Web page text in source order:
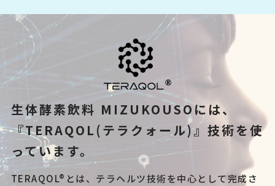
生体酵素飲料 MIZUKOUSOには、
『TERAQOL(テラクォール)』技術を使
っています。
TERAQOL®とは、テラヘルツ技術を中心として完成さ